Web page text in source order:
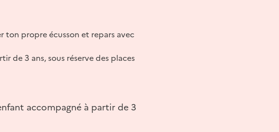
ton propre écusson et repars avec
de 3 ans, sous réserve des places
accompagné à partir de 3